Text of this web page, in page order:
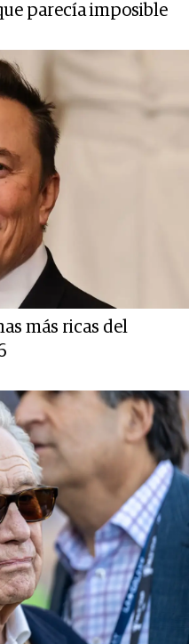
parecía imposible
más ricas del